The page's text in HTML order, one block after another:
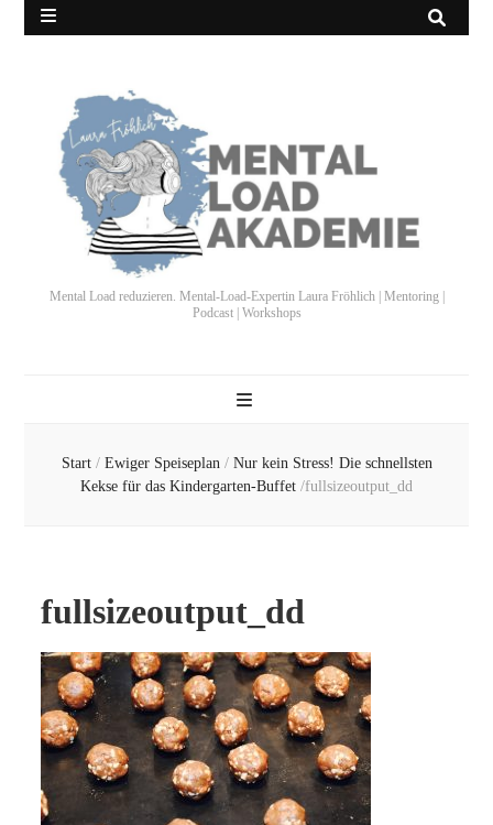
Mental Load reduzieren. Mental-Load-Expertin Laura Fröhlich | Mentoring |
Podcast | Workshops
Start / Ewiger Speiseplan / Nur kein Stress! Die schnellsten
Kekse für das Kindergarten-Buffet /fullsizeoutput_dd
fullsizeoutput_dd